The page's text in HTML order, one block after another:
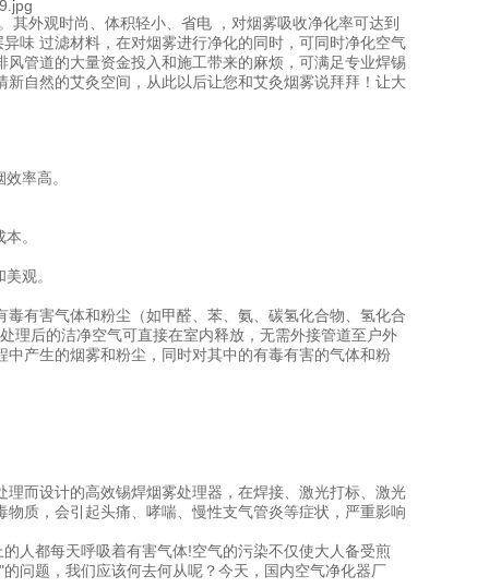
外观时尚、体积轻小、省电 ，对烟雾吸收净化率可达到
味 过滤材料，在对烟雾进行净化的同时，可同时净化空气
管道的大量资金投入和施工带来的麻烦，可满足专业焊锡
自然的艾灸空间，从此以后让您和艾灸烟雾说拜拜！让大
率高。
。
观。
有害气体和粉尘（如甲醛、苯、氨、碳氢化合物、氢化合
理后的洁净空气可直接在室内释放，无需外接管道至户外
产生的烟雾和粉尘，同时对其中的有毒有害的气体和粉
而设计的高效锡焊烟雾处理器，在焊接、激光打标、激光
质，会引起头痛、哮喘、慢性支气管炎等症状，严重影响
人都每天呼吸着有害气体!空气的污染不仅使大人备受煎
问题，我们应该何去何从呢？今天，国内空气净化器厂